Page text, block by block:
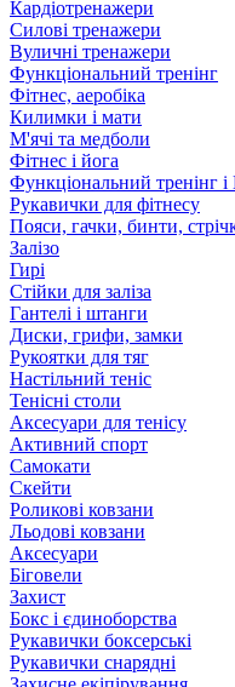
Кардіотренажери
Силові тренажери
Вуличні тренажери
Функціональний тренінг
Фітнес, аеробіка
Килимки і мати
М'ячі та медболи
Фітнес і йога
Функціональний тренінг і
Рукавички для фітнесу
Пояси, гачки, бинти,
Залізо
Гирі
Стійки для заліза
Гантелі і штанги
Диски, грифи, замки
Рукоятки для тяг
Настільний теніс
Тенісні столи
Аксесуари для тенісу
Активний спорт
Самокати
Скейти
Роликові ковзани
Льодові ковзани
Аксесуари
Біговели
Захист
Бокс і єдиноборства
Рукавички боксерські
Рукавички снарядні